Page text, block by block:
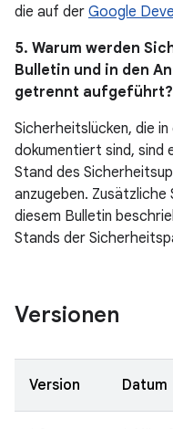
die auf der Google
5. Warum werden
Bulletin und in den
getrennt aufgeführt?
Sicherheitslücken, die
dokumentiert sind, sind
Stand des
anzugeben. Zusätzliche
diesem Bulletin
Stands der
Versionen
Version Datum